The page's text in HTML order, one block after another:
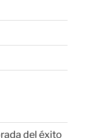
del éxito